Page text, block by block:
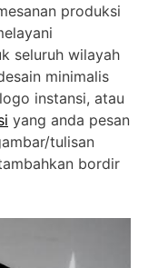
produksi
seluruh wilayah
minimalis
instansi, atau
yang anda pesan
tulisan
bordir